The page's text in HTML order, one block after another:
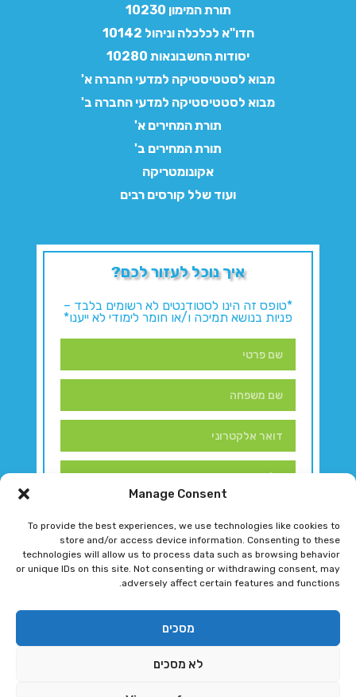
Manage Consent
To provide the best experiences, we use technologies like cookies to
store and/or access device information. Consenting to these
technologies will allow us to process data such as browsing behavior
or unique IDs on this site. Not consenting or withdrawing consent, may
adversely affect certain features and functions.
מסכים
לא מסכים
תורת המימון 10230
חדו"א לכלכלה וניהול 10142
יסודות החשבונאות 10280
מבוא לסטטיסטיקה למדעי החברה א'
מבוא לסטטיסטיקה למדעי החברה ב'
תורת המחירים א'
תורת המחירים ב'
אקונומטריקה
ועוד שלל קורסים רבים
איך נוכל לעזור לכם?
*טופס זה הינו לסטודנטים לא רשומים בלבד –
פניות בנושא תמיכה ו/או חומר לימודי לא ייענו*